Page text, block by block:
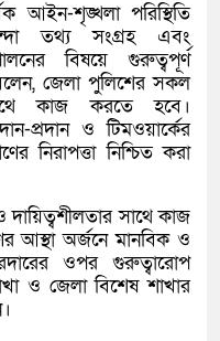
আইন-শৃঙ্খলা পরিস্থিতি
তথ্য সংগ্রহ এবং
বিষয়ে গুরুত্বপূর্ণ
বলেন, জেলা পুলিশের সকল
কাজ করতে হবে।
প্রদান ও টিমওয়ার্কের
নিরাপত্তা নিশ্চিত করা
সাথে কাজ
আস্থা অর্জনে মানবিক ও
ওপর গুরুত্বারোপ
ও জেলা বিশেষ শাখার